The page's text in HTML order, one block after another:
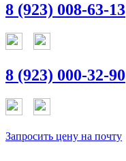
8 (923) 008-63-13
8 (923) 000-32-90
Запросить цену на почту